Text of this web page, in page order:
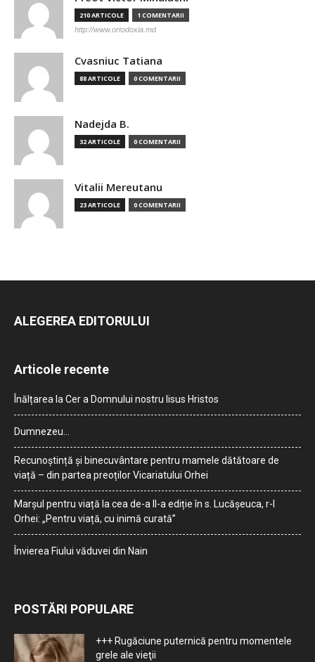
210 ARTICOLE 1 COMENTARII
http://www.ortodoxia.md
Cvasniuc Tatiana
88 ARTICOLE 0 COMENTARII
Nadejda B.
32 ARTICOLE 0 COMENTARII
Vitalii Mereutanu
23 ARTICOLE 0 COMENTARII
ALEGEREA EDITORULUI
Articole recente
Înălțarea la Cer a Domnului nostru Iisus Hristos
Dumnezeu…
Recunoștință și binecuvântare pentru mamele dătătoare de
viață – din partea preoților Vicariatului Orhei
Marșul pentru viață la cea de-a II-a ediție în s. Lucășeuca, r-l
Orhei: „Pentru viață, cu inimă curată”
Învierea Fiului văduvei din Nain
POSTĂRI POPULARE
+++ Rugăciune puternică pentru momentele
grele ale vieţii